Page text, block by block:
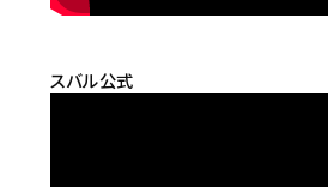
スバル公式